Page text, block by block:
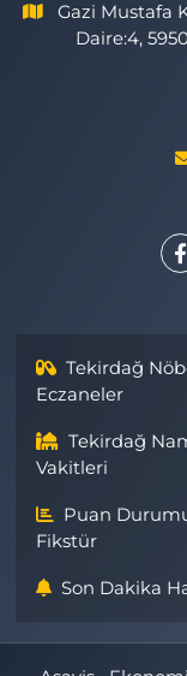
Gazi Mustafa
Daire:4,
Tekirdağ
Eczaneler
Tekirdağ
Vakitleri
Puan
Fikstür
Son Dakika